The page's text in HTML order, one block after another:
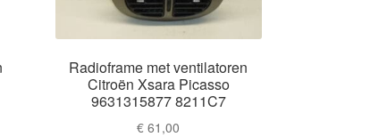
Radioframe met ventilatoren
Citroën Xsara Picasso
9631315877 8211C7
€ 61,00